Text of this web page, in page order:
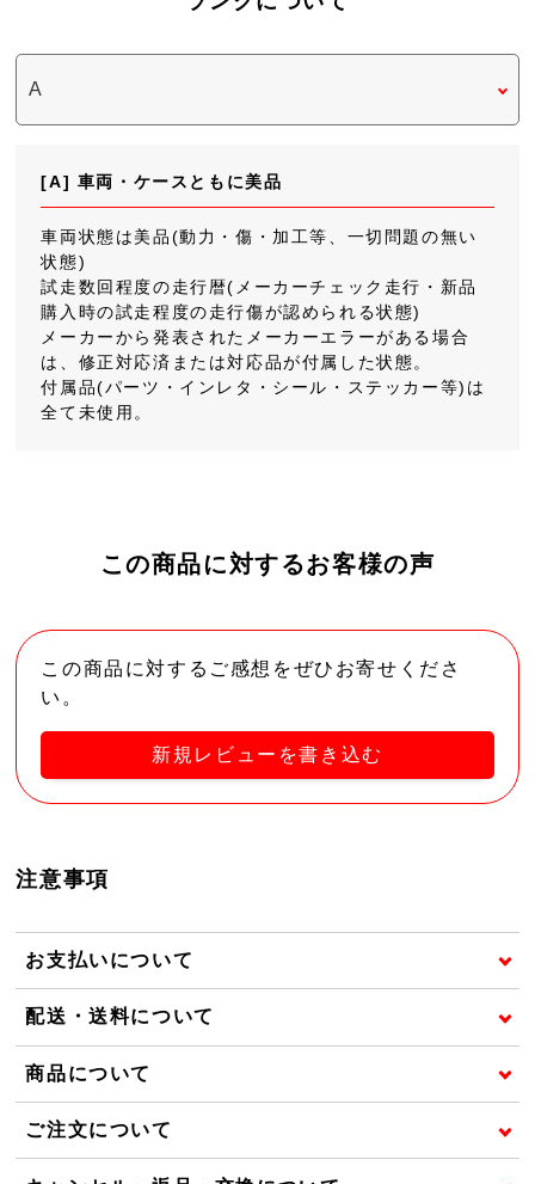
[A] 車両・ケースともに美品
車両状態は美品(動力・傷・加工等、一切問題の無い
状態)
試走数回程度の走行暦(メーカーチェック走行・新品
購入時の試走程度の走行傷が認められる状態)
メーカーから発表されたメーカーエラーがある場合
は、修正対応済または対応品が付属した状態。
付属品(パーツ・インレタ・シール・ステッカー等)は
全て未使用。
この商品に対するお客様の声
この商品に対するご感想をぜひお寄せくださ
い。
新規レビューを書き込む
注意事項
お支払いについて
配送・送料について
商品について
ご注文について